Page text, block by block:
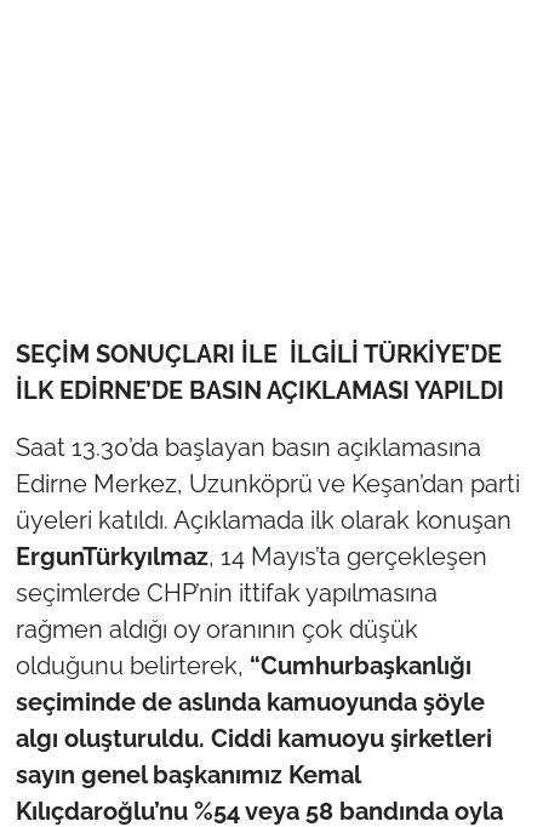
SEÇİM SONUÇLARI İLE İLGİLİ TÜRKİYE’DE
İLK EDİRNE’DE BASIN AÇIKLAMASI YAPILDI
Saat 13.30’da başlayan basın açıklamasına
Edirne Merkez, Uzunköprü ve Keşan’dan parti
üyeleri katıldı. Açıklamada ilk olarak konuşan
ErgunTürkyılmaz, 14 Mayıs’ta gerçekleşen
seçimlerde CHP’nin ittifak yapılmasına
rağmen aldığı oy oranının çok düşük
olduğunu belirterek, “Cumhurbaşkanlığı
seçiminde de aslında kamuoyunda şöyle
algı oluşturuldu. Ciddi kamuoyu şirketleri
sayın genel başkanımız Kemal
Kılıçdaroğlu’nu %54 veya 58 bandında oyla